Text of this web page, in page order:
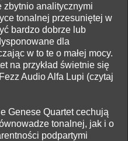
zbytnio analitycznymi
tonalnej przesuniętej w
bardzo dobrze lub
dla
w to te o małej mocy.
na przykład świetnie się
Audio Alfa Lupi (czytaj
Genese Quartet cechują
tonalnej, jak i o
podpartymi